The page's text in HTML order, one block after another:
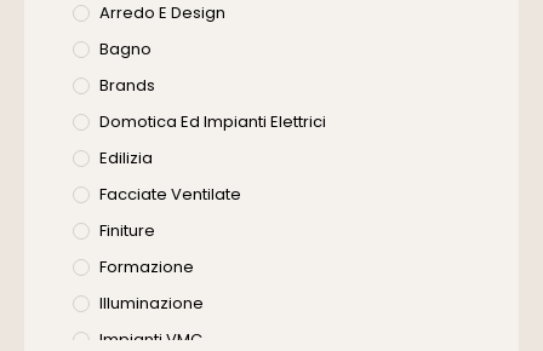
Arredo E Design
Bagno
Brands
Domotica Ed Impianti Elettrici
Edilizia
Facciate Ventilate
Finiture
Formazione
Illuminazione
Impianti VMC